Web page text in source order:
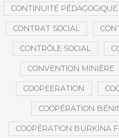
CONTINUITÉ PÉDAGOGIQUE
CONTRAT SOCIAL
CONTRÔLE SOCIAL
CONVENTION MINIÈRE
COOPEERATION
COOPÉRATION
COOPÉRATION BURKINA